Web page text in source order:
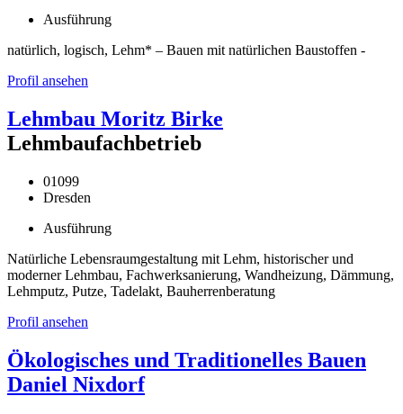
Ausführung
natürlich, logisch, Lehm* – Bauen mit natürlichen Baustoffen -
Profil ansehen
Lehmbau Moritz Birke
Lehmbaufachbetrieb
01099
Dresden
Ausführung
Natürliche Lebensraumgestaltung mit Lehm, historischer und
moderner Lehmbau, Fachwerksanierung, Wandheizung, Dämmung,
Lehmputz, Putze, Tadelakt, Bauherrenberatung
Profil ansehen
Ökologisches und Traditionelles Bauen
Daniel Nixdorf